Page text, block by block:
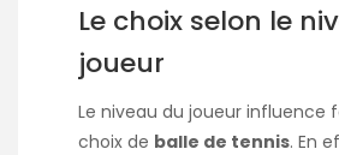
Le choix selon le
joueur
Le niveau du joueur influence
choix de balle de tennis. En